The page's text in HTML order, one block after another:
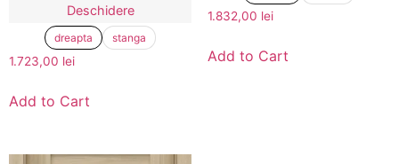
Deschidere
dreapta stanga
1.723,00 lei
Add to Cart
1.832,00 lei
Add to Cart